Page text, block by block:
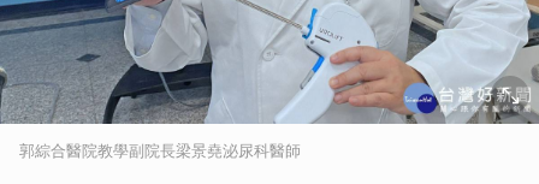
郭綜合醫院教學副院長梁景堯泌尿科醫師